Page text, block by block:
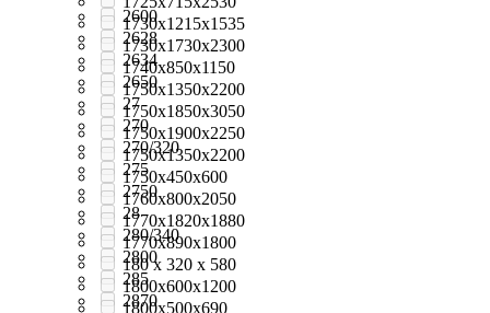
2600
2628
2634
2650
27
270
270/320
275
2750
28
280/340
2800
285
2870
1730x1215x1535
1730x1730x2300
1740x850x1150
1750x1350x2200
1750x1850x3050
1750x1900x2250
1750х1350х2200
1750х450х600
1760x800x2050
1770x1820x1880
1770x890x1800
180 х 320 х 580
1800x600x1200
1800х500х690